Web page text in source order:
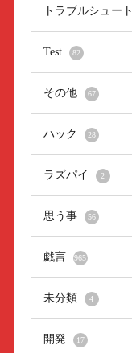
トラブルシュート
Test 82
その他 67
ハック 28
ラズパイ 2
思う事 56
戯言 965
未分類 4
開発 17